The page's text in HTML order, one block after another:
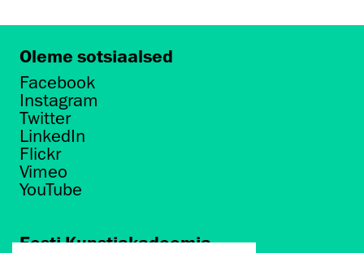
Oleme sotsiaalsed
Facebook
Instagram
Twitter
LinkedIn
Flickr
Vimeo
YouTube
Eesti Kunstiakadeemia